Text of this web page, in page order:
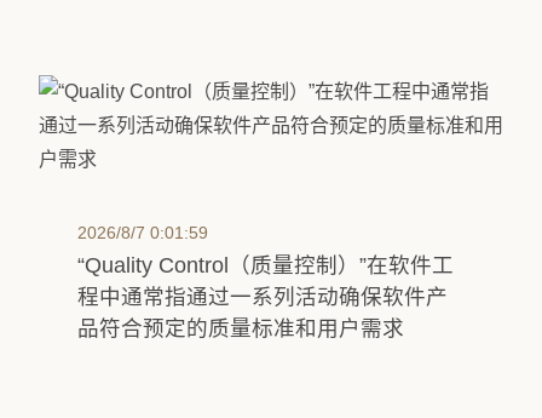
2026/8/7 0:01:59
“Quality Control（质量控制）”在软件工
程中通常指通过一系列活动确保软件产
品符合预定的质量标准和用户需求